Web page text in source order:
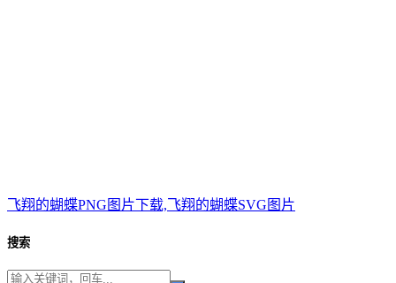
飞翔的蝴蝶PNG图片下载,飞翔的蝴蝶SVG图片
搜索